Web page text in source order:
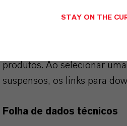
produtos. Ao selecionar
suspensos, os links para
Folha de dados técnicos
STAY ON THE